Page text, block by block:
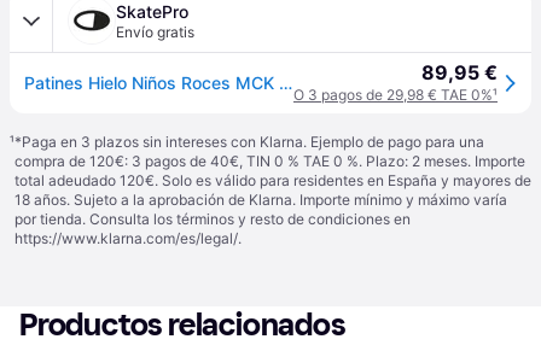
SkatePro
Envío gratis
Patines Hielo Niños Roces MCK II (Negro/Blanco - 30-35) 89,95 €
O 3 pagos de 29,98 € TAE 0%¹
¹*Paga en 3 plazos sin intereses con Klarna. Ejemplo de pago para una
compra de 120€: 3 pagos de 40€, TIN 0 % TAE 0 %. Plazo: 2 meses. Importe
total adeudado 120€. Solo es válido para residentes en España y mayores de
18 años. Sujeto a la aprobación de Klarna. Importe mínimo y máximo varía
por tienda. Consulta los términos y resto de condiciones en
https://www.klarna.com/es/legal/.
Productos relacionados